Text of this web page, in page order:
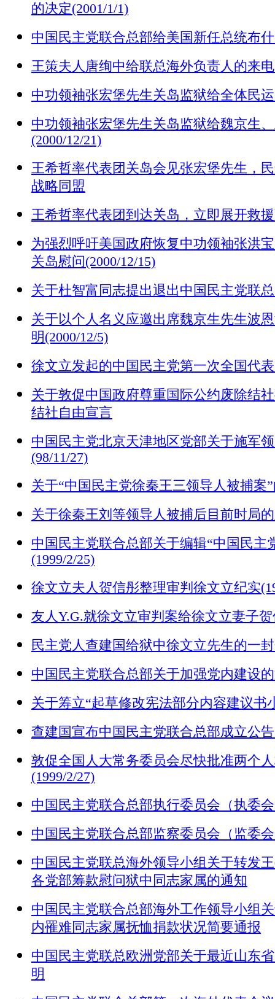
的决定(2001/1/1)
中国民主党联合总部给美国新任总统布
王策夫人唐绚中给联总海外负责人的来电
中功领袖张宏堡先生关岛监狱给全体民
中功领袖张宏堡先生关岛监狱给魏京生
(2000/12/21)
王希哲率代表团关岛会见张宏堡先生，
战略同盟
王希哲率代表团到达关岛，立即展开救
为强烈呼吁美国政府恢复中功领袖张洪
关岛慰问(2000/12/15)
关于杜智富同志提出退出中国民主党联
关于以个人名义应邀出席魏京生先生波
明(2000/12/5)
徐文立发起的中国民主党第一次全国代
关于敦促中国政府尊重国际公约废除结
结社自由宣言
中国民主党北京天津地区党部关于施军
(98/11/27)
关于“中国民主党徐秦王三领导人被捕案
关于徐秦王刘等领导人被捕后目前时局
中国民主党联合总部关于编辑“中国民主
(1999/2/25)
徐文立夫人贺信彤整理审判徐文立纪实
友人Y.G.就徐文立审判案给徐文立妻子贺
民主党人查建国给狱中徐文立先生的一
中国民主党联合总部关于加强党内建设
关于筹立“起草修改宪法部分内容建议书
查建国宣布中国民主党联合总部成立公
敦促全国人大常务委员会尽快批准两个
(1999/2/27)
中国民主党联合总部执行委员会（执委
中国民主党联合总部监察委员会（监委
中国民主党联总海外领导小组关于转发
各党部筹款慰问狱中同志家属的通知
中国民主党联合总部海外工作领导小组
内罹难同志家属抚恤捐款状况简要通报
中国民主党联总欧洲党部关于最近山东
明